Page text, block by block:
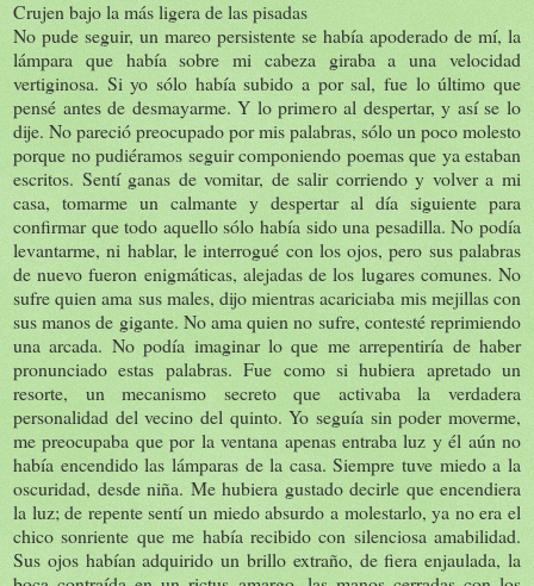
Crujen bajo la más ligera de las pisadas
No pude seguir, un mareo persistente se había apoderado de mí, la
lámpara que había sobre mi cabeza giraba a una velocidad
vertiginosa. Si yo sólo había subido a por sal, fue lo último que
pensé antes de desmayarme. Y lo primero al despertar, y así se lo
dije. No pareció preocupado por mis palabras, sólo un poco molesto
porque no pudiéramos seguir componiendo poemas que ya estaban
escritos. Sentí ganas de vomitar, de salir corriendo y volver a mi
casa, tomarme un calmante y despertar al día siguiente para
confirmar que todo aquello sólo había sido una pesadilla. No podía
levantarme, ni hablar, le interrogué con los ojos, pero sus palabras
de nuevo fueron enigmáticas, alejadas de los lugares comunes. No
sufre quien ama sus males, dijo mientras acariciaba mis mejillas con
sus manos de gigante. No ama quien no sufre, contesté reprimiendo
una arcada. No podía imaginar lo que me arrepentiría de haber
pronunciado estas palabras. Fue como si hubiera apretado un
resorte, un mecanismo secreto que activaba la verdadera
personalidad del vecino del quinto. Yo seguía sin poder moverme,
me preocupaba que por la ventana apenas entraba luz y él aún no
había encendido las lámparas de la casa. Siempre tuve miedo a la
oscuridad, desde niña. Me hubiera gustado decirle que encendiera
la luz; de repente sentí un miedo absurdo a molestarlo, ya no era el
chico sonriente que me había recibido con silenciosa amabilidad.
Sus ojos habían adquirido un brillo extraño, de fiera enjaulada, la